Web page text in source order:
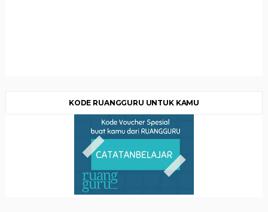
KODE RUANGGURU UNTUK KAMU